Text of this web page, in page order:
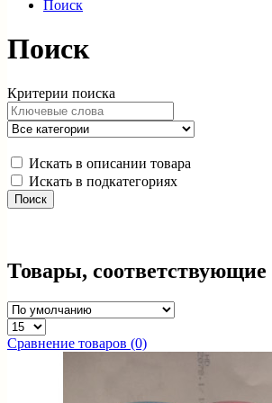
Поиск
Поиск
Критерии поиска
Искать в описании товара
Искать в подкатегориях
Товары,
Сравнение товаров (0)